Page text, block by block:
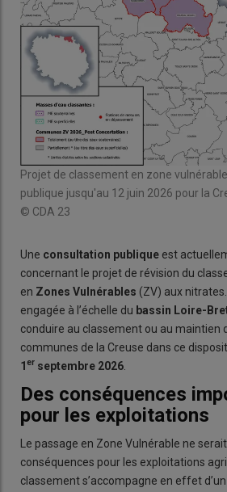
Projet de classement en zone
publique jusqu'au 12 juin 2026 pour la
© CDA 23
Une consultation publique est
concernant le projet de révision du
en Zones Vulnérables (ZV) aux
engagée à l’échelle du bassin Loire-
conduire au classement ou au maintien
communes de la Creuse dans ce
1 er septembre 2026
Des conséquences
pour les exploitations
Le passage en Zone Vulnérable ne
conséquences pour les exploitations
classement s’accompagne en effet